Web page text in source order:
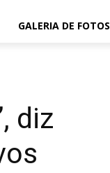
GALERIA DE FOTOS
diz